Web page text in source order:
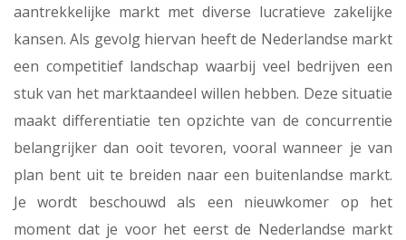
aantrekkelijke markt met diverse lucratieve zakelijke
kansen. Als gevolg hiervan heeft de Nederlandse markt
een competitief landschap waarbij veel bedrijven een
stuk van het marktaandeel willen hebben. Deze situatie
maakt differentiatie ten opzichte van de concurrentie
belangrijker dan ooit tevoren, vooral wanneer je van
plan bent uit te breiden naar een buitenlandse markt.
Je wordt beschouwd als een nieuwkomer op het
moment dat je voor het eerst de Nederlandse markt